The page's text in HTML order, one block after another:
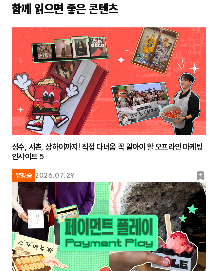
함께 읽으면 좋은 콘텐츠
유행중 2026.07.29
북
마
크
성수, 서촌, 상하이까지! 직접 다녀옴 꼭 알아야 할 오프라인 마케팅
인사이트 5